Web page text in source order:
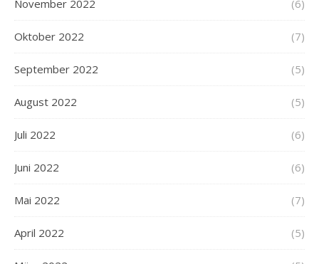
November 2022 (6)
Oktober 2022 (7)
September 2022 (5)
August 2022 (5)
Juli 2022 (6)
Juni 2022 (6)
Mai 2022 (7)
April 2022 (5)